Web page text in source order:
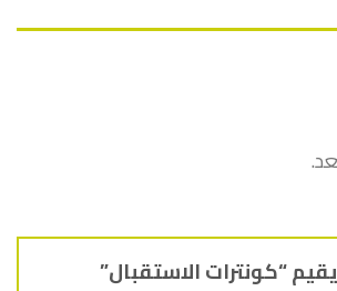
“كونترات الاستقبال”